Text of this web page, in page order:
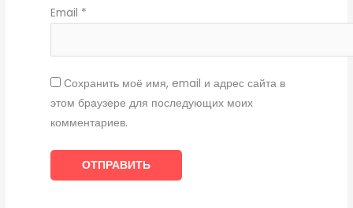
Email *
Сохранить моё имя, email и адрес сайта в
этом браузере для последующих моих
комментариев.